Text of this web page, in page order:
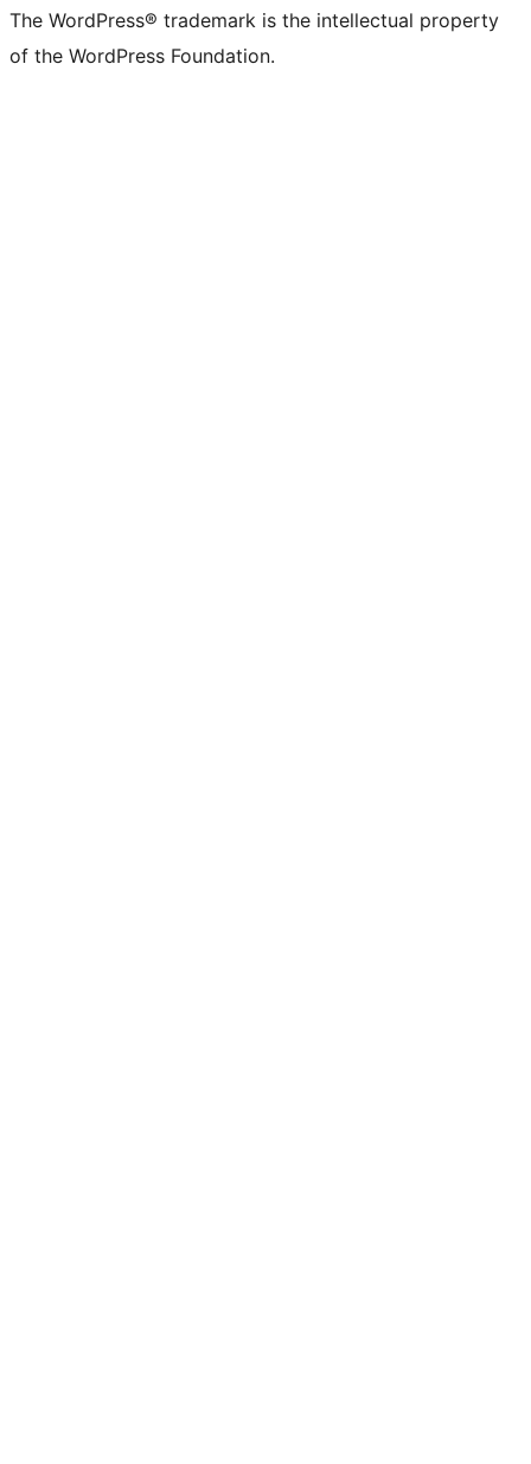
The WordPress® trademark is the intellectual property
of the WordPress Foundation.